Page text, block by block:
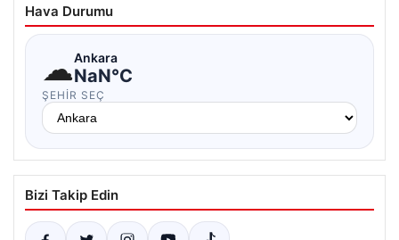
Hava Durumu
☁Ankara
NaN°C
ŞEHIR SEÇ
Bizi Takip Edin